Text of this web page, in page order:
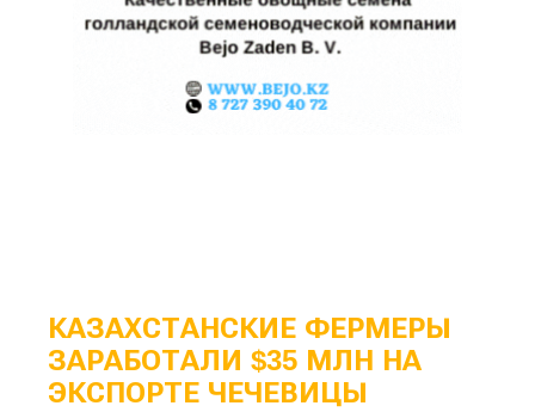
КАЗАХСТАНСКИЕ ФЕРМЕРЫ
ЗАРАБОТАЛИ $35 МЛН НА
ЭКСПОРТЕ ЧЕЧЕВИЦЫ